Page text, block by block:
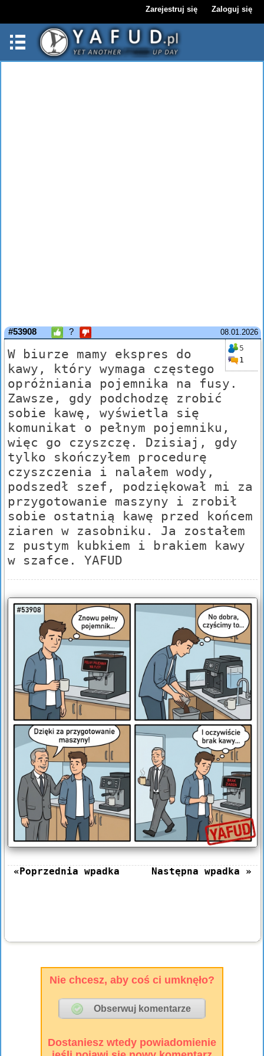
Zarejestruj się Zaloguj się
08.01.2026
#53908 ?
5
1
W biurze mamy ekspres do
kawy, który wymaga częstego
opróżniania pojemnika na fusy.
Zawsze, gdy podchodzę zrobić
sobie kawę, wyświetla się
komunikat o pełnym pojemniku,
więc go czyszczę. Dzisiaj, gdy
tylko skończyłem procedurę
czyszczenia i nalałem wody,
podszedł szef, podziękował mi za
przygotowanie maszyny i zrobił
sobie ostatnią kawę przed końcem
ziaren w zasobniku. Ja zostałem
z pustym kubkiem i brakiem kawy
w szafce. YAFUD
«Poprzednia wpadka Następna wpadka »
Nie chcesz, aby coś ci umknęło?
Dostaniesz wtedy powiadomienie